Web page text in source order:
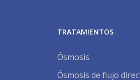
TRATAMIENTOS
Ósmosis
Ósmosis de flujo